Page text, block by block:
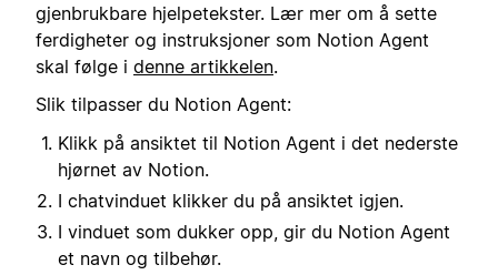
gjenbrukbare hjelpetekster. Lær mer om å sette
ferdigheter og instruksjoner som Notion Agent
skal følge i denne artikkelen.
Slik tilpasser du Notion Agent:
Klikk på ansiktet til Notion Agent i det nederste
hjørnet av Notion.
I chatvinduet klikker du på ansiktet igjen.
I vinduet som dukker opp, gir du Notion Agent
et navn og tilbehør.